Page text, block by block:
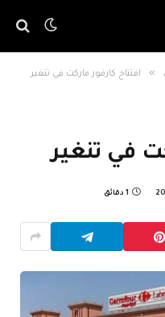
» افتتاح كارفور ماركت في تنغير
في تنغير
1 دقائق